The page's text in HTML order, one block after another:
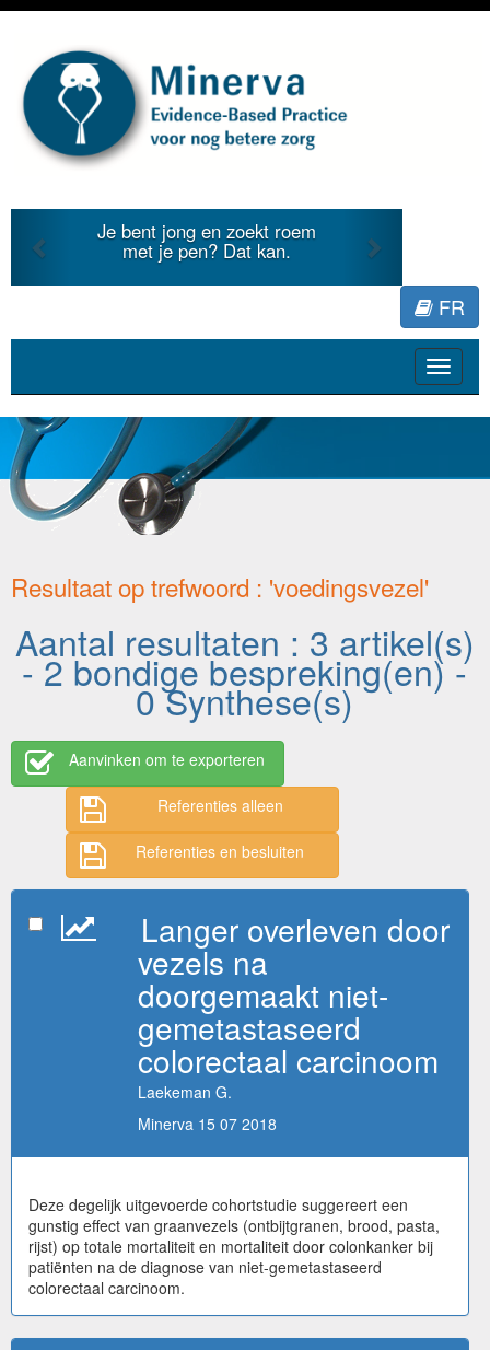
Je bent jong en zoekt roem
met je pen? Dat kan.
Previous
FR
Toggle
Resultaat op trefwoord : 'voedingsvezel'
Aantal resultaten : 3 artikel(s)
- 2 bondige bespreking(en) -
0 Synthese(s)
Aanvinken om te exporteren
Referenties alleen
Referenties en besluiten
Langer overleven door
vezels na
doorgemaakt niet-
gemetastaseerd
colorectaal carcinoom
Laekeman G.
Minerva 15 07 2018
Deze degelijk uitgevoerde cohortstudie suggereert een
gunstig effect van graanvezels (ontbijtgranen, brood, pasta,
rijst) op totale mortaliteit en mortaliteit door colonkanker bij
patiënten na de diagnose van niet-gemetastaseerd
colorectaal carcinoom.